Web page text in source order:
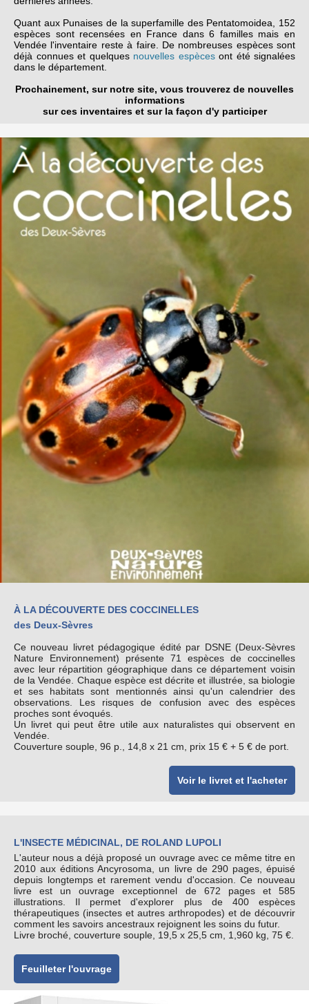
Quant aux Punaises de la superfamille des Pentatomoidea, 152
espèces sont recensées en France dans 6 familles mais en
Vendée l'inventaire reste à faire. De nombreuses espèces sont
déjà connues et quelques nouvelles espècesont été signalées
dans le département.
Prochainement, sur notre site, vous trouverez de nouvelles
informations
sur ces inventaires et sur la façon d'y participer
À LA DÉCOUVERTE DES COCCINELLES
des Deux-Sèvres
Ce nouveau livret pédagogique édité par DSNE (Deux-Sèvres
Nature Environnement) présente 71 espèces de coccinelles
avec leur répartition géographique dans ce département voisin
de la Vendée. Chaque espèce est décrite et illustrée, sa biologie
et ses habitats sont mentionnés ainsi qu'un calendrier des
observations. Les risques de confusion avec des espèces
proches sont évoqués.
Un livret qui peut être utile aux naturalistes qui observent en
Vendée.
Couverture souple, 96 p., 14,8 x 21 cm, prix 15 € + 5 € de port.
Voir le livret et l'acheter
L'INSECTE MÉDICINAL, DE ROLAND LUPOLI
L'auteur nous a déjà proposé un ouvrage avec ce même titre en
2010 aux éditions Ancyrosoma, un livre de 290 pages, épuisé
depuis longtemps et rarement vendu d'occasion. Ce nouveau
livre est un ouvrage exceptionnel de 672 pages et 585
illustrations. Il permet d'explorer plus de 400 espèces
thérapeutiques (insectes et autres arthropodes) et de découvrir
comment les savoirs ancestraux rejoignent les soins du futur.
Livre broché, couverture souple, 19,5 x 25,5 cm, 1,960 kg, 75 €.
Feuilleter l'ouvrage